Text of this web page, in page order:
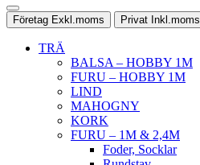
Företag Exkl.moms Privat Inkl.moms
TRÄ
BALSA – HOBBY 1M
FURU – HOBBY 1M
LIND
MAHOGNY
KORK
FURU – 1M & 2,4M
Foder, Socklar